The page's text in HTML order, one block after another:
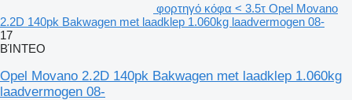
φορτηγό κόφα < 3.5τ Opel Movano
2.2D 140pk Bakwagen met laadklep 1.060kg laadvermogen 08-
17
ΒΊΝΤΕΟ
Opel Movano 2.2D 140pk Bakwagen met laadklep 1.060kg
laadvermogen 08-